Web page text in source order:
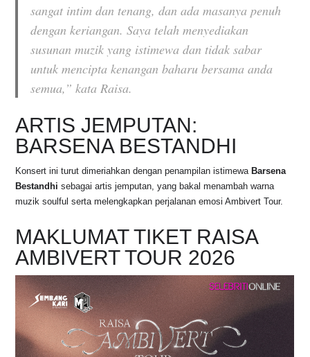
sangat intim dan tenang, dan ada masanya penuh
dengan keriangan. Saya telah menyediakan
susunan muzik yang istimewa dan tidak sabar
untuk mencipta kenangan baharu bersama anda
semua,” kata Raisa.
ARTIS JEMPUTAN:
BARSENA BESTANDHI
Konsert ini turut dimeriahkan dengan penampilan istimewaBarsena
Bestandhi sebagai artis jemputan, yang bakal menambah warna
muzik soulful serta melengkapkan perjalanan emosi Ambivert Tour.
MAKLUMAT TIKET RAISA
AMBIVERT TOUR 2026